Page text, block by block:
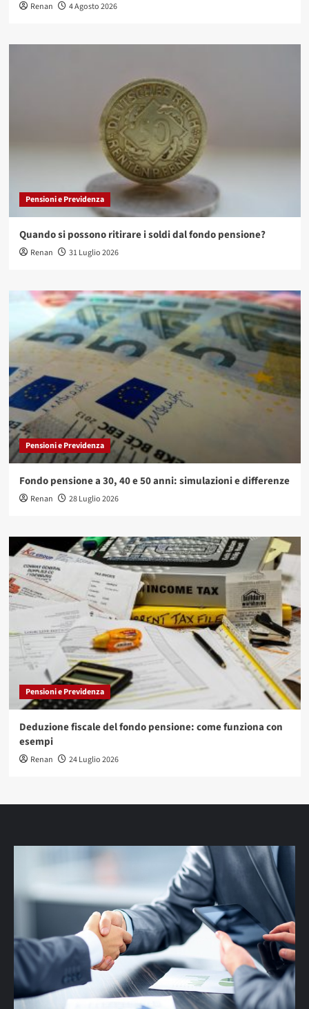
Renan 4 Agosto 2026
Pensioni e Previdenza
Quando si possono ritirare i soldi dal fondo pensione?
Renan 31 Luglio 2026
Pensioni e Previdenza
Fondo pensione a 30, 40 e 50 anni: simulazioni e differenze
Renan 28 Luglio 2026
Pensioni e Previdenza
Deduzione fiscale del fondo pensione: come funziona con
esempi
Renan 24 Luglio 2026